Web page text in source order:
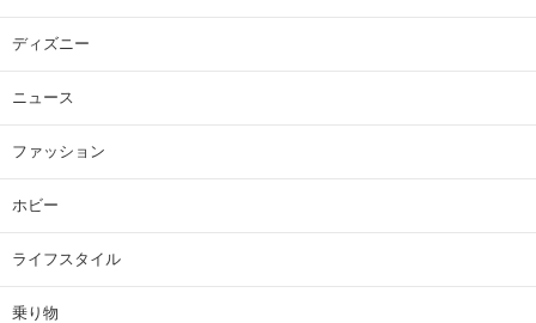
ディズニー
ニュース
ファッション
ホビー
ライフスタイル
乗り物